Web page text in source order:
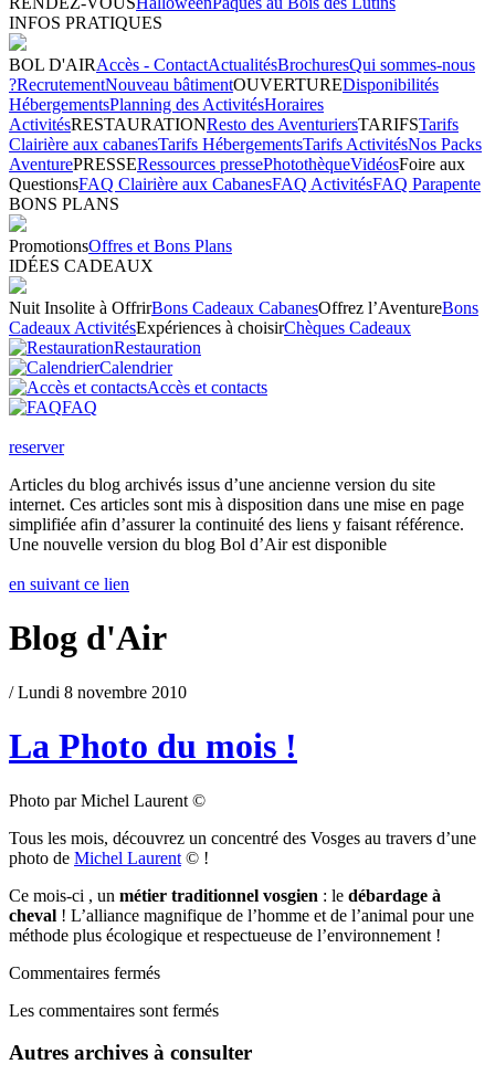
INFOS PRATIQUES
BOL D'AIRAccès - ContactActualitésBrochuresQui sommes-nous
?RecrutementNouveau bâtimentOUVERTUREDisponibilités
HébergementsPlanning des ActivitésHoraires
ActivitésRESTAURATIONResto des AventuriersTARIFSTarifs
Clairière aux cabanesTarifs HébergementsTarifs ActivitésNos Packs
AventurePRESSERessources pressePhotothèqueVidéosFoire aux
QuestionsFAQ Clairière aux CabanesFAQ ActivitésFAQ Parapente
BONS PLANS
PromotionsOffres et Bons Plans
IDÉES CADEAUX
Nuit Insolite à OffrirBons Cadeaux CabanesOffrez l’AventureBons
Cadeaux ActivitésExpériences à choisirChèques Cadeaux
Restauration
Calendrier
Accès et contacts
FAQ
reserver
Articles du blog archivés issus d’une ancienne version du site
internet. Ces articles sont mis à disposition dans une mise en page
simplifiée afin d’assurer la continuité des liens y faisant référence.
Une nouvelle version du blog Bol d’Air est disponible
en suivant ce lien
Blog d'Air
/ Lundi 8 novembre 2010
La Photo du mois !
Photo par Michel Laurent ©
Tous les mois, découvrez un concentré des Vosges au travers d’une
photo de Michel Laurent © !
Ce mois-ci , un métier traditionnel vosgien : le débardage à
cheval ! L’alliance magnifique de l’homme et de l’animal pour une
méthode plus écologique et respectueuse de l’environnement !
Commentaires fermés
Les commentaires sont fermés
Autres archives à consulter